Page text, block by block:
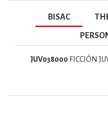
BISAC
JUV038000 FICCIÓN